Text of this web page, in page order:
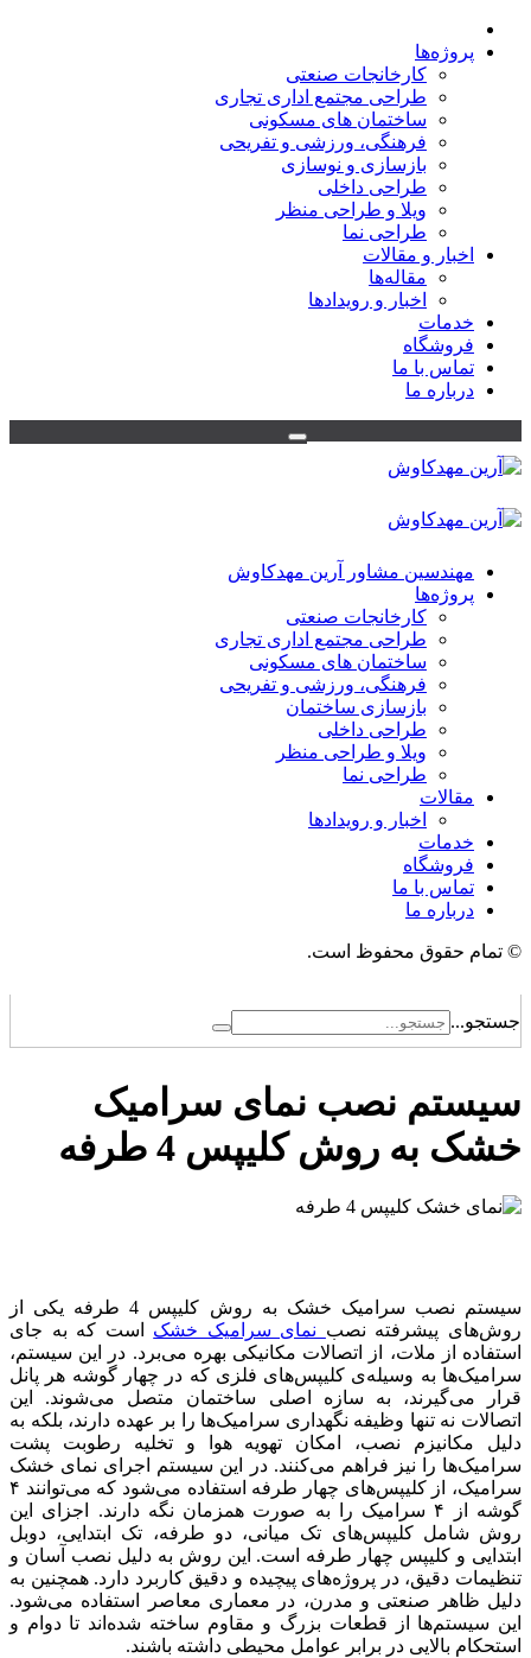
پروژه‌ها
کارخانجات صنعتی
طراحی مجتمع اداری تجاری
ساختمان های مسکونی
فرهنگی، ورزشی و تفریحی
بازسازی و نوسازی
طراحی داخلی
ویلا و طراحی منظر
طراحی نما
اخبار و مقالات
مقاله‌ها
اخبار و رویدادها
خدمات
فروشگاه
تماس با ما
درباره ما
مهندسین مشاور آرین مهدکاوش
پروژه‌ها
کارخانجات صنعتی
طراحی مجتمع اداری تجاری
ساختمان های مسکونی
فرهنگی، ورزشی و تفریحی
بازسازی ساختمان
طراحی داخلی
ویلا و طراحی منظر
طراحی نما
مقالات
اخبار و رویدادها
خدمات
فروشگاه
تماس با ما
درباره ما
© تمام حقوق محفوظ است.
جستجو...
سیستم نصب نمای سرامیک
خشک به روش کلیپس 4 طرفه
سیستم نصب سرامیک خشک به روش کلیپس 4 طرفه یکی از
روش‌های پیشرفته نصب نمای سرامیک خشک است که به جای
استفاده از ملات، از اتصالات مکانیکی بهره می‌برد. در این سیستم،
سرامیک‌ها به وسیله‌ی کلیپس‌های فلزی که در چهار گوشه هر پانل
قرار می‌گیرند، به سازه اصلی ساختمان متصل می‌شوند. این
اتصالات نه تنها وظیفه نگهداری سرامیک‌ها را بر عهده دارند، بلکه به
دلیل مکانیزم نصب، امکان تهویه هوا و تخلیه رطوبت پشت
سرامیک‌ها را نیز فراهم می‌کنند. در این سیستم اجرای نمای خشک
سرامیک، از کلیپس‌های چهار طرفه استفاده می‌شود که می‌توانند ۴
گوشه از ۴ سرامیک را به صورت همزمان نگه دارند. اجزای این
روش شامل کلیپس‌های تک میانی، دو طرفه، تک ابتدایی، دوبل
ابتدایی و کلیپس چهار طرفه است. این روش به دلیل نصب آسان و
تنظیمات دقیق، در پروژه‌های پیچیده و دقیق کاربرد دارد. همچنین به
دلیل ظاهر صنعتی و مدرن، در معماری معاصر استفاده می‌شود.
این سیستم‌ها از قطعات بزرگ و مقاوم ساخته شده‌اند تا دوام و
استحکام بالایی در برابر عوامل محیطی داشته باشند.